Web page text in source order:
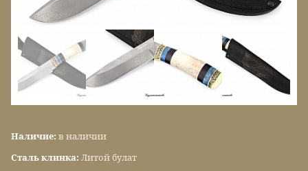
Наличие: в наличии
Сталь клинка: Литой булат